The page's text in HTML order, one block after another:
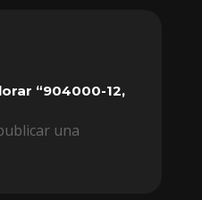
“904000-12,
una